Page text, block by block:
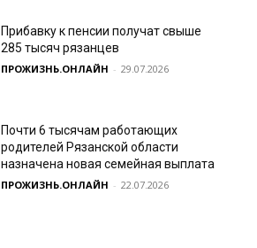
Прибавку к пенсии получат свыше
285 тысяч рязанцев
ПРОЖИЗНЬ.ОНЛАЙН - 29.07.2026
Почти 6 тысячам работающих
родителей Рязанской области
назначена новая семейная выплата
ПРОЖИЗНЬ.ОНЛАЙН - 22.07.2026